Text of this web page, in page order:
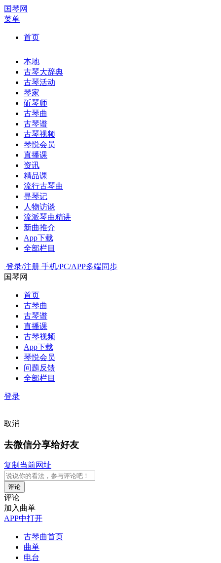
国琴网
菜单
首页
本地
古琴大辞典
古琴活动
琴家
斫琴师
古琴曲
古琴谱
古琴视频
琴悦会员
直播课
资讯
精品课
流行古琴曲
寻琴记
人物访谈
流派琴曲精讲
新曲推介
App下载
全部栏目
登录/注册 手机/PC/APP多端同步
国琴网
首页
古琴曲
古琴谱
直播课
古琴视频
App下载
琴悦会员
问题反馈
全部栏目
登录
取消
去微信分享给好友
复制当前网址
评论
评论
加入曲单
APP中打开
古琴曲首页
曲单
电台